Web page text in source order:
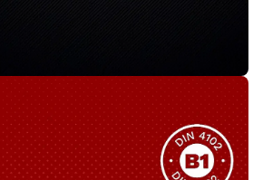
Sie haben nicht das passende
Produkt gefunden?
Wir helfen Ihnen gerne weiter!